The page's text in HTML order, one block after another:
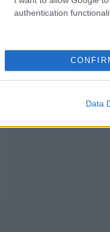
authentication
Data